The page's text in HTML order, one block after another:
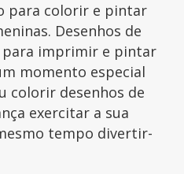
para colorir e pintar
Desenhos de
imprimir e pintar
momento especial
colorir desenhos de
exercitar a sua
tempo divertir-